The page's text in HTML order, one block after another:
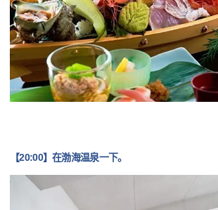
【20:00】在渤海温泉一下。